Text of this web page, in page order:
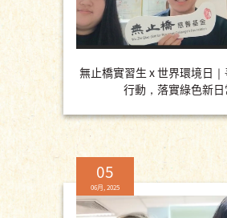
無止橋實習生 x 世界環境日
行動，落實綠色新日
05
06月, 2025